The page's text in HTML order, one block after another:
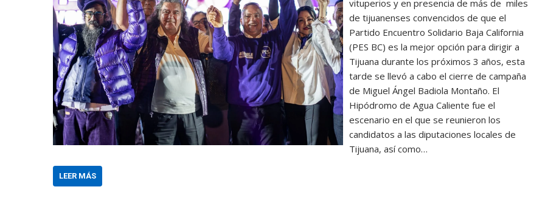
vituperios y en presencia de más de miles
de tijuanenses convencidos de que el
Partido Encuentro Solidario Baja California
(PES BC) es la mejor opción para dirigir a
Tijuana durante los próximos 3 años, esta
tarde se llevó a cabo el cierre de campaña
de Miguel Ángel Badiola Montaño. El
Hipódromo de Agua Caliente fue el
escenario en el que se reunieron los
candidatos a las diputaciones locales de
Tijuana, así como…
LEER MÁS